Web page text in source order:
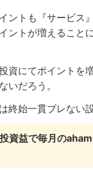
ントも『サービス
ントが増えること
資にてポイントを
いだろう。
終始一貫ブレない
資益で毎月の